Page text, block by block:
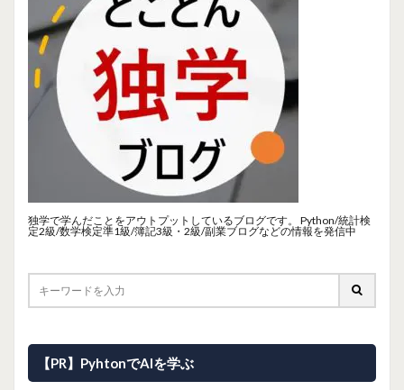
独学で学んだことをアウトプットしているブログです。 Python/統計検
定2級/数学検定準1級/簿記3級・2級/副業ブログなどの情報を発信中
【PR】PyhtonでAIを学ぶ